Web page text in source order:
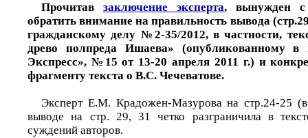
Прочитав заключение эксперта, вынужден с
обратить внимание на правильность вывода
гражданскому делу №2-35/2012, в частности,
древо полпреда Ишаева» (опубликованному в
Экспресс», №15 от 13-20 апреля 2011 г.) и
фрагменту текста о В.С. Чечеватове.
Эксперт Е.М. Крадожен-Мазурова на стр.24-25
выводе на стр. 29, 31 четко разграничила в
суждений авторов.